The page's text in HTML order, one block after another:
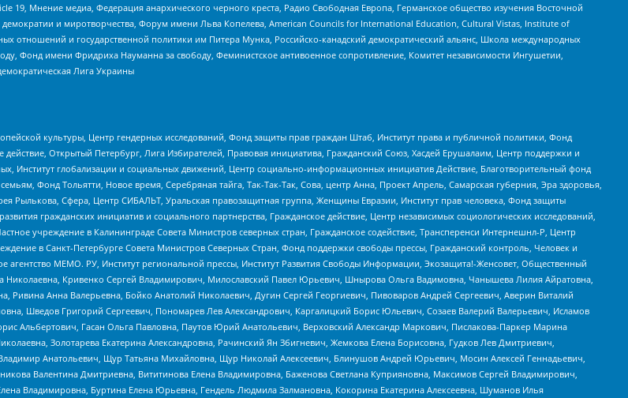
19, Мнение медиа, Федерация анархического черного креста, Радио Свободная Европа, Германское общество изучения Восточной
и миротворчества, Форум имени Льва Копелева, American Councils for International Education, Cultural Vistas, Institute of
отношений и государственной политики им Питера Мунка, Российско-канадский демократический альянс, Школа международных
Фонд имени Фридриха Науманна за свободу, Феминистское антивоенное сопротивление, Комитет независимости Ингушетии,
Лига Украины
культуры, Центр гендерных исследований, Фонд защиты прав граждан Штаб, Институт права и публичной политики, Фонд
Открытый Петербург, Лига Избирателей, Правовая инициатива, Гражданский Союз, Хасдей Ерушалаим, Центр поддержки и
Институт глобализации и социальных движений, Центр социально-информационных инициатив Действие, Благотворительный фонд
Фонд Тольятти, Новое время, Серебряная тайга, Так-Так-Так, Сова, центр Анна, Проект Апрель, Самарская губерния, Эра здоровья,
Рылькова, Сфера, Центр СИБАЛЬТ, Уральская правозащитная группа, Женщины Евразии, Институт прав человека, Фонд защиты
гражданских инициатив и социального партнерства, Гражданское действие, Центр независимых социологических исследований,
учреждение в Калининграде Совета Министров северных стран, Гражданское содействие, Трансперенси Интернешнл-Р, Центр
в Санкт-Петербурге Совета Министров Северных Стран, Фонд поддержки свободы прессы, Гражданский контроль, Человек и
МЕМО. РУ, Институт региональной прессы, Институт Развития Свободы Информации, Экозащита!-Женсовет, Общественный
Николаевна, Кривенко Сергей Владимирович, Милославский Павел Юрьевич, Шнырова Ольга Вадимовна, Чанышева Лилия Айратовна,
Ривина Анна Валерьевна, Бойко Анатолий Николаевич, Дугин Сергей Георгиевич, Пивоваров Андрей Сергеевич, Аверин Виталий
Шведов Григорий Сергеевич, Пономарев Лев Александрович, Каргалицкий Борис Юльевич, Созаев Валерий Валерьевич, Исламов
Альбертович, Гасан Ольга Павловна, Паутов Юрий Анатольевич, Верховский Александр Маркович, Пислакова-Паркер Марина
Золотарева Екатерина Александровна, Рачинский Ян Збигневич, Жемкова Елена Борисовна, Гудков Лев Дмитриевич,
Анатольевич, Щур Татьяна Михайловна, Щур Николай Алексеевич, Блинушов Андрей Юрьевич, Мосин Алексей Геннадьевич,
Валентина Дмитриевна, Вититинова Елена Владимировна, Баженова Светлана Куприяновна, Максимов Сергей Владимирович,
Владимировна, Буртина Елена Юрьевна, Гендель Людмила Залмановна, Кокорина Екатерина Алексеевна, Шуманов Илья